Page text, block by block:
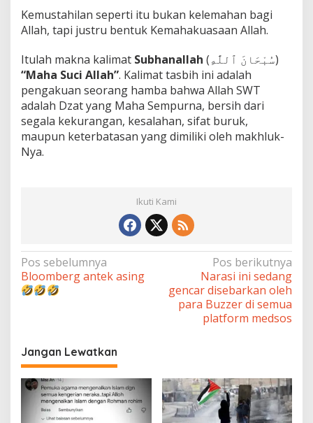
Kemustahilan seperti itu bukan kelemahan bagi
Allah, tapi justru bentuk Kemahakuasaan Allah.
Itulah makna kalimat Subhanallah
(سُبْحَانَ ٱللَّٰهِ)
“Maha Suci Allah”. Kalimat tasbih ini adalah
pengakuan seorang hamba bahwa Allah SWT
adalah Dzat yang Maha Sempurna, bersih dari
segala kekurangan, kesalahan, sifat buruk,
maupun keterbatasan yang dimiliki oleh makhluk-
Nya.
Ikuti Kami
Navigasi
pos
Pos sebelumnya
Bloomberg antek asing
Pos berikutnya
Narasi ini sedang
gencar disebarkan oleh
para Buzzer di semua
platform medsos
Jangan Lewatkan